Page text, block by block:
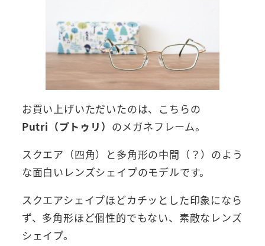
お買い上げいただいたのは、こちらの
Putri（プトゥリ） のメガネフレーム。
スクエア（四角）と多角形の中間（？）のよう
な面白いレンズシェイプのモデルです。
スクエアシェイプほどカチッとした印象になら
ず、多角形ほど個性的でもない、素敵なレンズ
シェイプ。